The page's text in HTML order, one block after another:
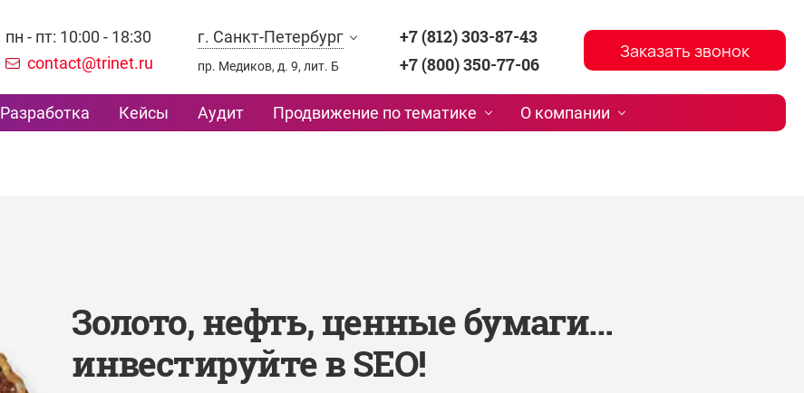
пн - пт: 10:00 - 18:30
contact@trinet.ru
г. Санкт-Петербург
пр. Медиков, д. 9, лит. Б
+7 (812) 303-87-43
+7 (800) 350-77-06
Заказать звонок
Разработка Кейсы Аудит Продвижение по тематике О компании
Золото, нефть, ценные бумаги…
инвестируйте в SEO!